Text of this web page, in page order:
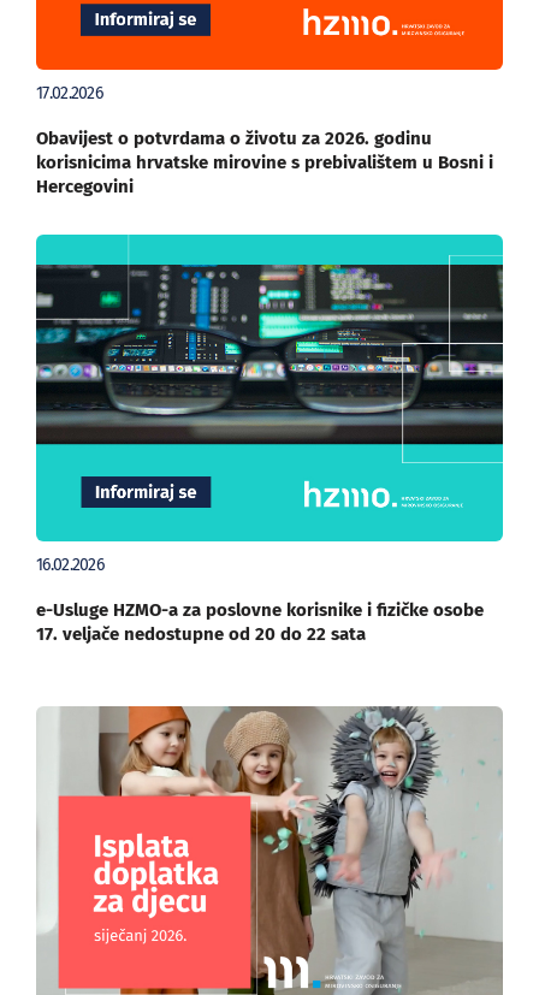
17.02.2026
Obavijest o potvrdama o životu za 2026. godinu
korisnicima hrvatske mirovine s prebivalištem u Bosni i
Hercegovini
16.02.2026
e-Usluge HZMO-a za poslovne korisnike i fizičke osobe
17. veljače nedostupne od 20 do 22 sata